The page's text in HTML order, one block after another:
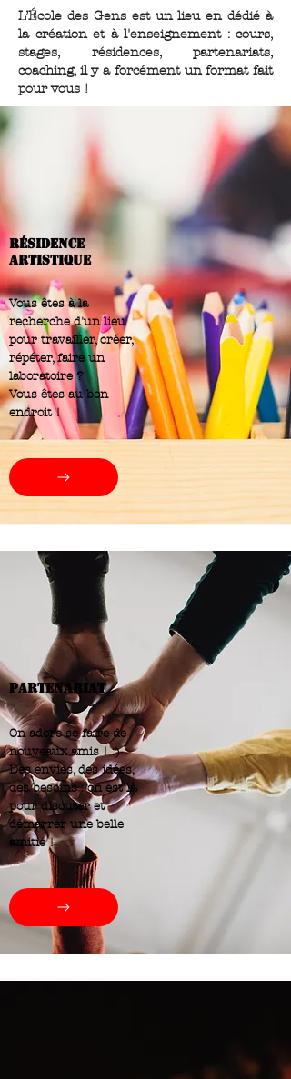
L’École des Gens est un lieu en dédié à
la création et à l'enseignement : cours,
stages, résidences, partenariats,
coaching, il y a forcément un format fait
pour vous !
résidence
artistique
Vous êtes à la
recherche d'un lieu
pour travailler, créer,
répéter, faire un
laboratoire ?
Vous êtes au bon
endroit !
partenariat
On adore se faire de
nouveaux amis ! :)
Des envies, des idées,
des besoins : on est là
pour discuter et
démarrer une belle
amitié !